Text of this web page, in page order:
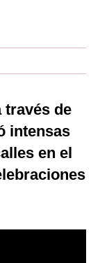
través de
intensas
en el